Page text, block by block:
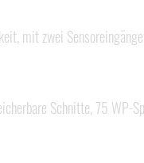
mit zwei
Schnitte, 75 WP-